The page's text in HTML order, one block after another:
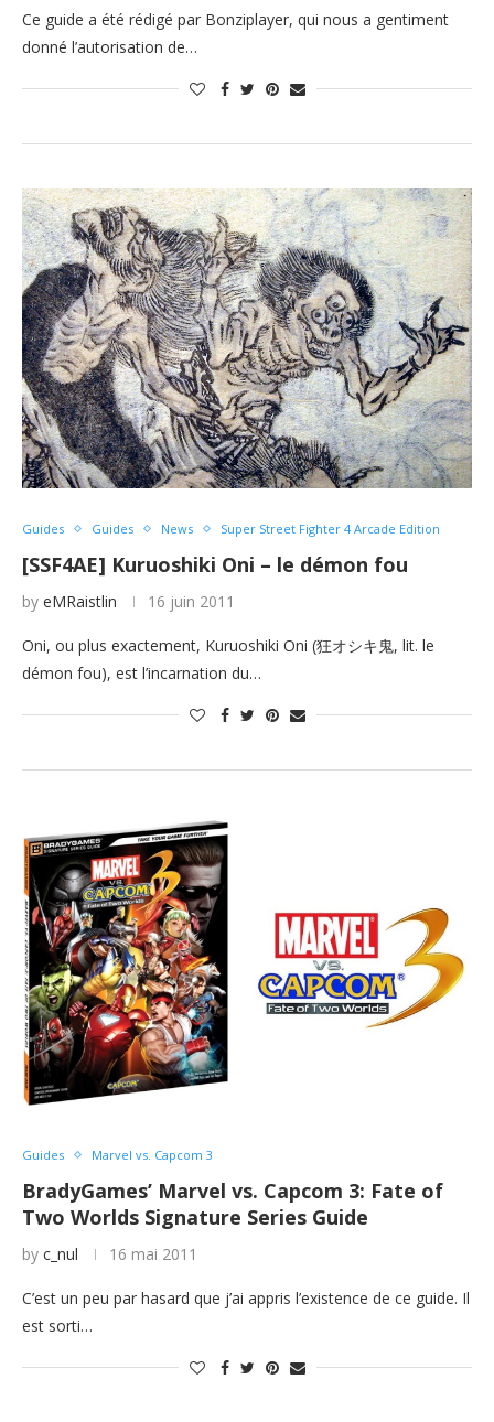
Ce guide a été rédigé par Bonziplayer, qui nous a gentiment
donné l’autorisation de…
Guides Guides News Super Street Fighter 4 Arcade Edition
[SSF4AE] Kuruoshiki Oni – le démon fou
by eMRaistlin 16 juin 2011
Oni, ou plus exactement, Kuruoshiki Oni (狂オシキ鬼, lit. le
démon fou), est l’incarnation du…
Guides Marvel vs. Capcom 3
BradyGames’ Marvel vs. Capcom 3: Fate of
Two Worlds Signature Series Guide
by c_nul 16 mai 2011
C’est un peu par hasard que j’ai appris l’existence de ce guide. Il
est sorti…